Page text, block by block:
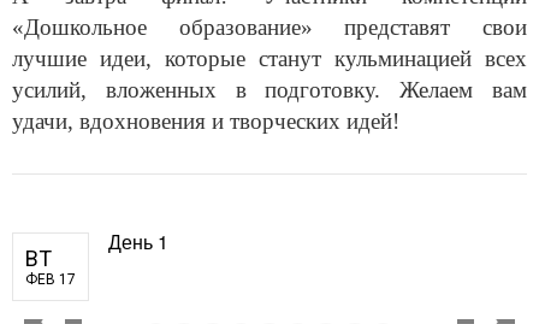
«Дошкольное образование» представят свои
лучшие идеи, которые станут кульминацией всех
усилий, вложенных в подготовку. Желаем вам
удачи, вдохновения и творческих идей!
ВТ
ФЕВ 17
День 1